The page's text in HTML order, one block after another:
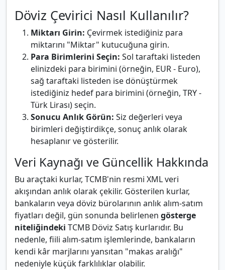
Döviz Çevirici Nasıl Kullanılır?
Miktarı Girin: Çevirmek istediğiniz para
miktarını "Miktar" kutucuğuna girin.
Para Birimlerini Seçin: Sol taraftaki listeden
elinizdeki para birimini (örneğin, EUR - Euro),
sağ taraftaki listeden ise dönüştürmek
istediğiniz hedef para birimini (örneğin, TRY -
Türk Lirası) seçin.
Sonucu Anlık Görün: Siz değerleri veya
birimleri değiştirdikçe, sonuç anlık olarak
hesaplanır ve gösterilir.
Veri Kaynağı ve Güncellik Hakkında
Bu araçtaki kurlar, TCMB'nin resmi XML veri
akışından anlık olarak çekilir. Gösterilen kurlar,
bankaların veya döviz bürolarının anlık alım-satım
fiyatları değil, gün sonunda belirlenen gösterge
niteliğindeki TCMB Döviz Satış kurlarıdır. Bu
nedenle, fiili alım-satım işlemlerinde, bankaların
kendi kâr marjlarını yansıtan "makas aralığı"
nedeniyle küçük farklılıklar olabilir.